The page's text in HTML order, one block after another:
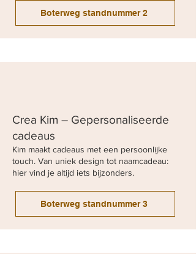
Boterweg standnummer 2
Crea Kim – Gepersonaliseerde
cadeaus
Kim maakt cadeaus met een persoonlijke
touch. Van uniek design tot naamcadeau:
hier vind je altijd iets bijzonders.
Boterweg standnummer 3